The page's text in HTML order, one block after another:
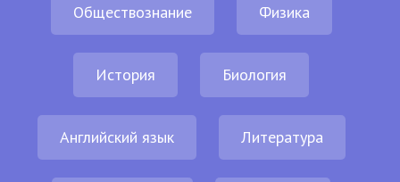
Обществознание Физика
История Биология
Английский язык Литература